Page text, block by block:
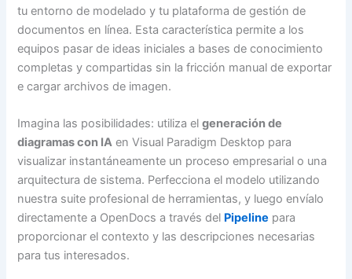
tu entorno de modelado y tu plataforma de gestión de
documentos en línea. Esta característica permite a los
equipos pasar de ideas iniciales a bases de conocimiento
completas y compartidas sin la fricción manual de exportar
e cargar archivos de imagen.
Imagina las posibilidades: utiliza elgeneración de
diagramas con IA en Visual Paradigm Desktop para
visualizar instantáneamente un proceso empresarial o una
arquitectura de sistema. Perfecciona el modelo utilizando
nuestra suite profesional de herramientas, y luego envíalo
directamente a OpenDocs a través del Pipeline para
proporcionar el contexto y las descripciones necesarias
para tus interesados.